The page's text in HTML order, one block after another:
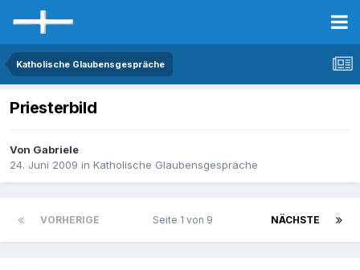
Katholische Glaubensgespräche
Priesterbild
Von Gabriele
24. Juni 2009 in Katholische Glaubensgespräche
VORHERIGE NÄCHSTE
Seite 1 von 9